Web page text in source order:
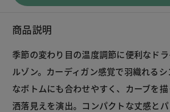
商品説明
季節の変わり目の温度調節に便利なド
ルゾン。カーディガン感覚で羽織れる
なボトムにも合わせやすく、カーブを
洒落見えを演出。コンパクトな丈感と